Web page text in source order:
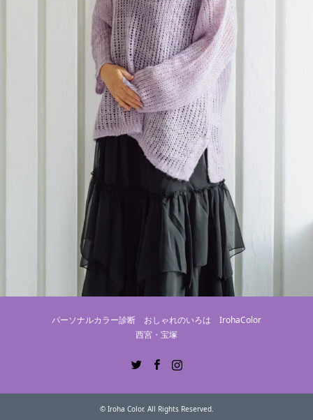
パーソナルカラー診断 おしゃれのいろは IrohaColor
西宮・宝塚
© Iroha Color. All Rights Reserved.